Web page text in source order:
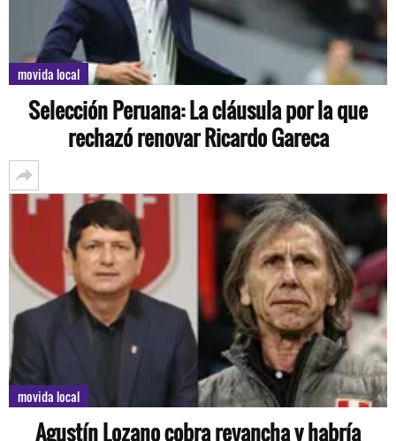
movida local
Selección Peruana: La cláusula por la que
rechazó renovar Ricardo Gareca
movida local
Agustín Lozano cobra revancha y habría